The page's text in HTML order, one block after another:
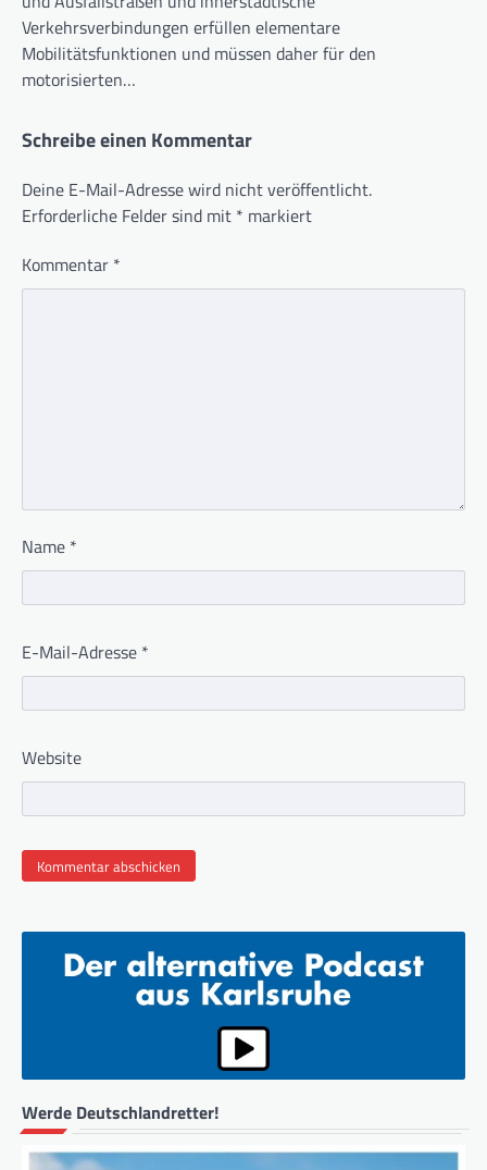
Verkehrsverbindungen erfüllen elementare
Mobilitätsfunktionen und müssen daher für den
motorisierten…
Schreibe einen Kommentar
Deine E-Mail-Adresse wird nicht veröffentlicht.
Erforderliche Felder sind mit * markiert
Kommentar *
Name *
E-Mail-Adresse *
Website
Werde Deutschlandretter!